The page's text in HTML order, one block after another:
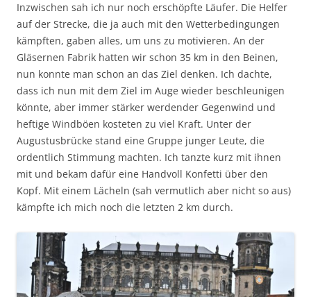
Inzwischen sah ich nur noch erschöpfte Läufer. Die Helfer
auf der Strecke, die ja auch mit den Wetterbedingungen
kämpften, gaben alles, um uns zu motivieren. An der
Gläsernen Fabrik hatten wir schon 35 km in den Beinen,
nun konnte man schon an das Ziel denken. Ich dachte,
dass ich nun mit dem Ziel im Auge wieder beschleunigen
könnte, aber immer stärker werdender Gegenwind und
heftige Windböen kosteten zu viel Kraft. Unter der
Augustusbrücke stand eine Gruppe junger Leute, die
ordentlich Stimmung machten. Ich tanzte kurz mit ihnen
mit und bekam dafür eine Handvoll Konfetti über den
Kopf. Mit einem Lächeln (sah vermutlich aber nicht so aus)
kämpfte ich mich noch die letzten 2 km durch.